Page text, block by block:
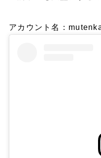
アカウント名：